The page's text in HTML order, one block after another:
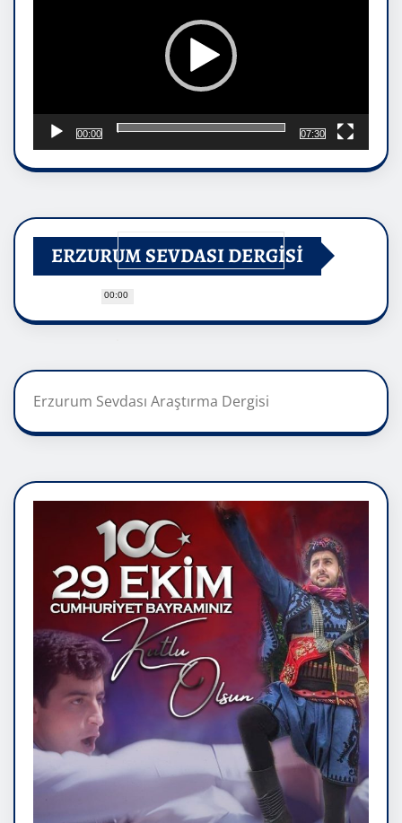
00:00
00:00
07:30
ERZURUM SEVDASI DERGİSİ
Erzurum Sevdası Araştırma Dergisi